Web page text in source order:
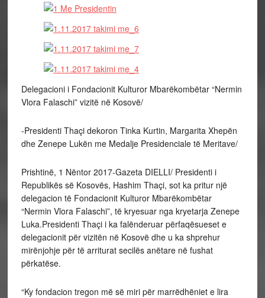
Delegacioni i Fondacionit Kulturor Mbarëkombëtar “Nermin
Vlora Falaschi” vizitë në Kosovë/
-Presidenti Thaçi dekoron Tinka Kurtin, Margarita Xhepën
dhe Zenepe Lukën me Medalje Presidenciale të Meritave/
Prishtinë, 1 Nëntor 2017-Gazeta DIELLI/ Presidenti i
Republikës së Kosovës, Hashim Thaçi, sot ka pritur një
delegacion të Fondacionit Kulturor Mbarëkombëtar
“Nermin Vlora Falaschi”, të kryesuar nga kryetarja Zenepe
Luka.Presidenti Thaçi i ka falënderuar përfaqësueset e
delegacionit për vizitën në Kosovë dhe u ka shprehur
mirënjohje për të arriturat secilës anëtare në fushat
përkatëse.
“Ky fondacion tregon më së miri për marrëdhëniet e lira